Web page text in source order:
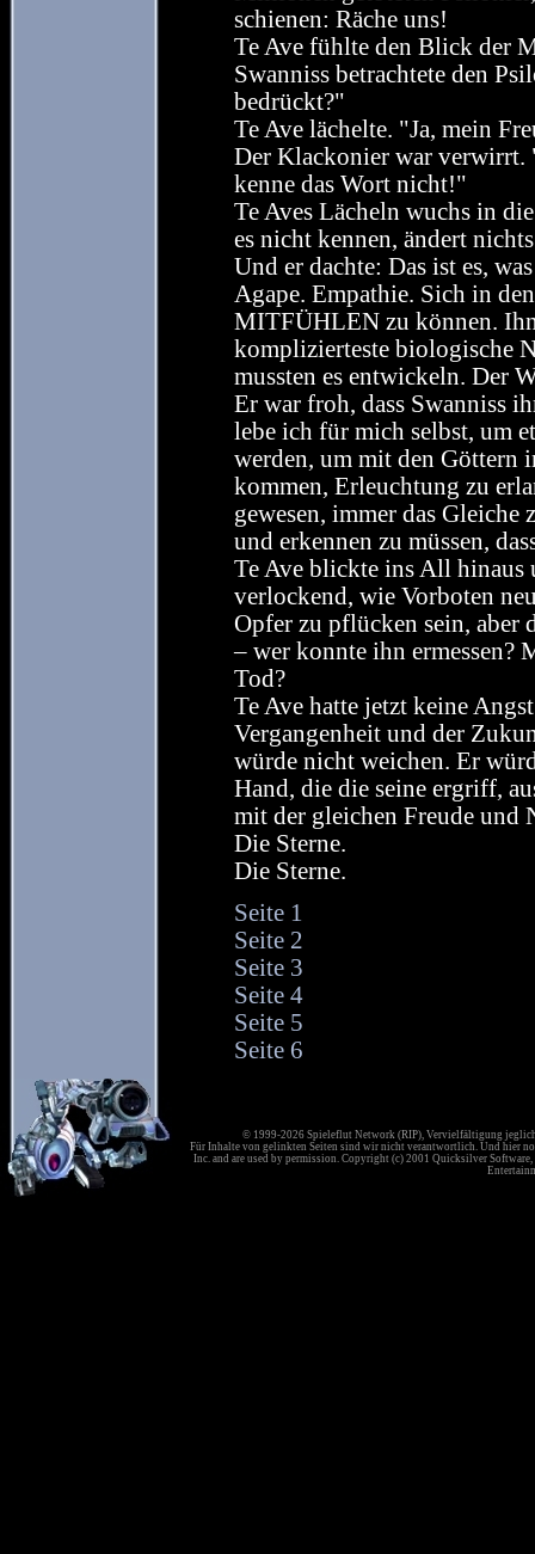
schienen: Räche uns!
Te Ave fühlte den Blick der
Swanniss betrachtete den
bedrückt?"
Te Ave lächelte. "Ja, mein
Der Klackonier war verwirrt.
kenne das Wort nicht!"
Te Aves Lächeln wuchs in
es nicht kennen, ändert
Und er dachte: Das ist es,
Agape. Empathie. Sich in
MITFÜHLEN zu können.
komplizierteste biologische
mussten es entwickeln. Der
Er war froh, dass Swanniss
lebe ich für mich selbst, um
werden, um mit den Göttern
kommen, Erleuchtung zu
gewesen, immer das
und erkennen zu müssen,
Te Ave blickte ins All hinaus
verlockend, wie Vorboten
Opfer zu pflücken sein, aber
– wer konnte ihn ermessen?
Tod?
Te Ave hatte jetzt keine
Vergangenheit und der
würde nicht weichen. Er
Hand, die die seine ergriff,
mit der gleichen Freude und
Die Sterne.
Die Sterne.
Seite 1
Seite 2
Seite 3
Seite 4
Seite 5
Seite 6
© 1999-2026 Spieleflut Network (RIP), Vervielfältigung
Für Inhalte von gelinkten Seiten sind wir nicht verantwortlich. Und hier
Inc. and are used by permission. Copyright (c) 2001 Quicksilver